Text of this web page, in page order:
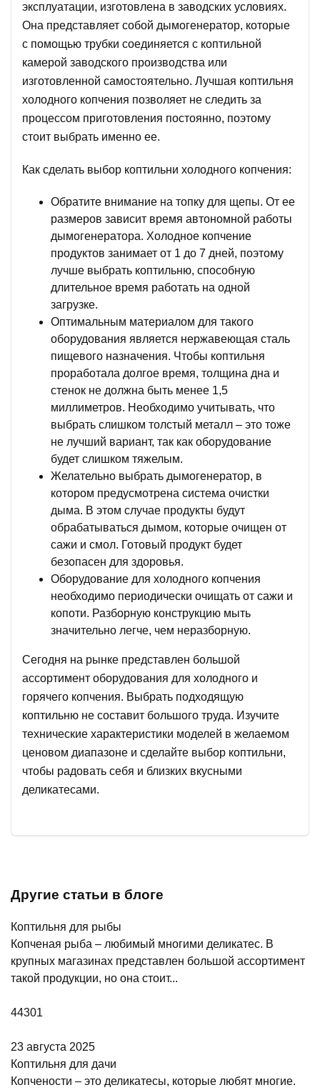
эксплуатации, изготовлена в заводских условиях.
Она представляет собой дымогенератор, которые
с помощью трубки соединяется с коптильной
камерой заводского производства или
изготовленной самостоятельно. Лучшая коптильня
холодного копчения позволяет не следить за
процессом приготовления постоянно, поэтому
стоит выбрать именно ее.
Как сделать выбор коптильни холодного копчения:
Обратите внимание на топку для щепы. От ее
размеров зависит время автономной работы
дымогенератора. Холодное копчение
продуктов занимает от 1 до 7 дней, поэтому
лучше выбрать коптильню, способную
длительное время работать на одной
загрузке.
Оптимальным материалом для такого
оборудования является нержавеющая сталь
пищевого назначения. Чтобы коптильня
проработала долгое время, толщина дна и
стенок не должна быть менее 1,5
миллиметров. Необходимо учитывать, что
выбрать слишком толстый металл – это тоже
не лучший вариант, так как оборудование
будет слишком тяжелым.
Желательно выбрать дымогенератор, в
котором предусмотрена система очистки
дыма. В этом случае продукты будут
обрабатываться дымом, которые очищен от
сажи и смол. Готовый продукт будет
безопасен для здоровья.
Оборудование для холодного копчения
необходимо периодически очищать от сажи и
копоти. Разборную конструкцию мыть
значительно легче, чем неразборную.
Сегодня на рынке представлен большой
ассортимент оборудования для холодного и
горячего копчения. Выбрать подходящую
коптильню не составит большого труда. Изучите
технические характеристики моделей в желаемом
ценовом диапазоне и сделайте выбор коптильни,
чтобы радовать себя и близких вкусными
деликатесами.
Другие статьи в блоге
Коптильня для рыбы
Копченая рыба – любимый многими деликатес. В
крупных магазинах представлен большой ассортимент
такой продукции, но она стоит...
44301
23 августа 2025
Коптильня для дачи
Копчености – это деликатесы, которые любят многие.